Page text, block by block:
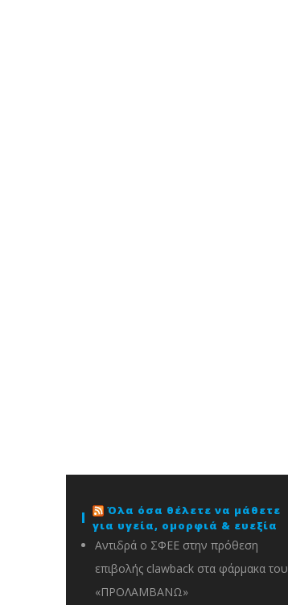
Όλα όσα θέλετε να μάθετε
για υγεία, ομορφιά & ευεξία
Αντιδρά ο ΣΦΕΕ στην πρόθεση
επιβολής clawback στα φάρμακα του
«ΠΡΟΛΑΜΒΑΝΩ»